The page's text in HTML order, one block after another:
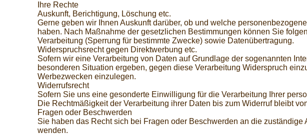
Ihre Rechte
Auskunft, Berichtigung, Löschung etc.
Gerne geben wir Ihnen Auskunft darüber, ob und welche
haben. Nach Maßnahme der gesetzlichen Bestimmungen können Sie
Verarbeitung (Sperrung für bestimmte Zwecke) sowie Datenübertragung.
Widerspruchsrecht gegen Direktwerbung etc.
Sofern wir eine Verarbeitung von Daten auf Grundlage der sogenannten
besonderen Situation ergeben, gegen diese Verarbeitung Widerspruch
Werbezwecken einzulegen.
Widerrufsrecht
Sofern Sie uns eine gesonderte Einwilligung für die Verarbeitung Ihrer
Die Rechtmäßigkeit der Verarbeitung ihrer Daten bis zum Widerruf bleibt
Fragen oder Beschwerden
Sie haben das Recht sich bei Fragen oder Beschwerden an die
wenden.